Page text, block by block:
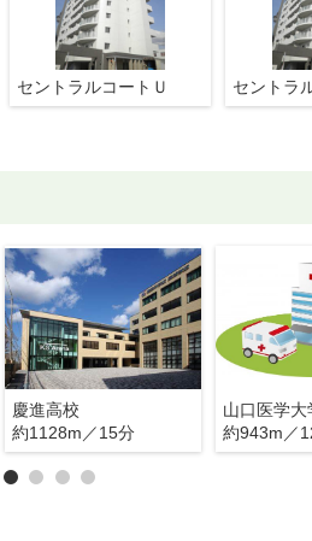
セントラルコートＵ セントラ
慶進高校
約1128m／15分
山口医学大
約943m／